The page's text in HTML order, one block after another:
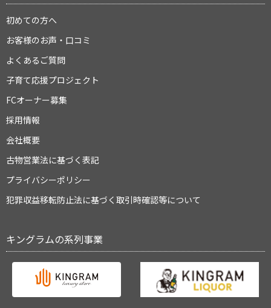
初めての方へ
お客様のお声・口コミ
よくあるご質問
子育て応援プロジェクト
FCオーナー募集
採用情報
会社概要
古物営業法に基づく表記
プライバシーポリシー
犯罪収益移転防止法に基づく取引時確認等について
キングラムの系列事業